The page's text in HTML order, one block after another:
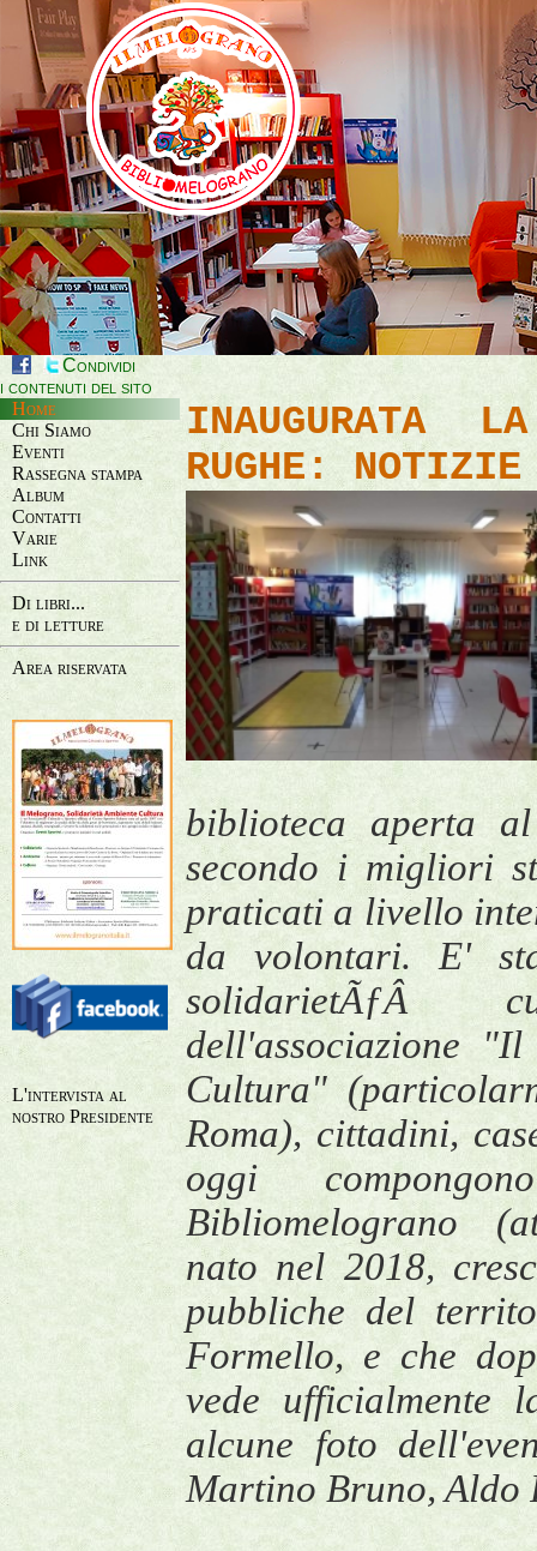
Condividi
i contenuti del sito
Home
Chi Siamo
Eventi
Rassegna stampa
Album
Contatti
Varie
Link
Di libri...
e di letture
Area riservata
L'intervista al
nostro Presidente
INAUGURATA
RUGHE:
biblioteca aperta
secondo i migliori
praticati a livello
da volontari. E'
solidarietÃƒÂ
dell'associazione
Cultura"
Roma), cittadini,
oggi
Bibliomelograno
nato nel 2018,
pubbliche del
Formello, e che
vede ufficialmente
alcune foto
Martino Bruno, Aldo